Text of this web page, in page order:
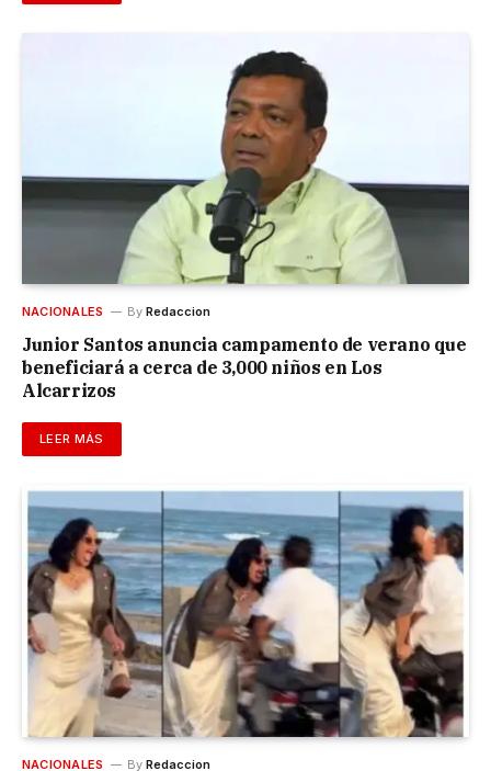
NACIONALES By Redaccion
Junior Santos anuncia campamento de verano que
beneficiará a cerca de 3,000 niños en Los
Alcarrizos
LEER MÁS
NACIONALES By Redaccion